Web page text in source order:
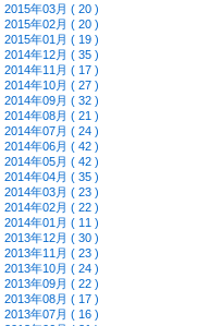
2015年03月 ( 20 )
2015年02月 ( 20 )
2015年01月 ( 19 )
2014年12月 ( 35 )
2014年11月 ( 17 )
2014年10月 ( 27 )
2014年09月 ( 32 )
2014年08月 ( 21 )
2014年07月 ( 24 )
2014年06月 ( 42 )
2014年05月 ( 42 )
2014年04月 ( 35 )
2014年03月 ( 23 )
2014年02月 ( 22 )
2014年01月 ( 11 )
2013年12月 ( 30 )
2013年11月 ( 23 )
2013年10月 ( 24 )
2013年09月 ( 22 )
2013年08月 ( 17 )
2013年07月 ( 16 )